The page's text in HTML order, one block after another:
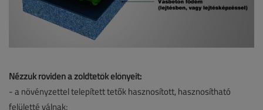
Nézzük röviden a zöldtetők előnyeit:
- a növényzettel telepített tetők hasznosított, hasznosítható
felületté válnak;